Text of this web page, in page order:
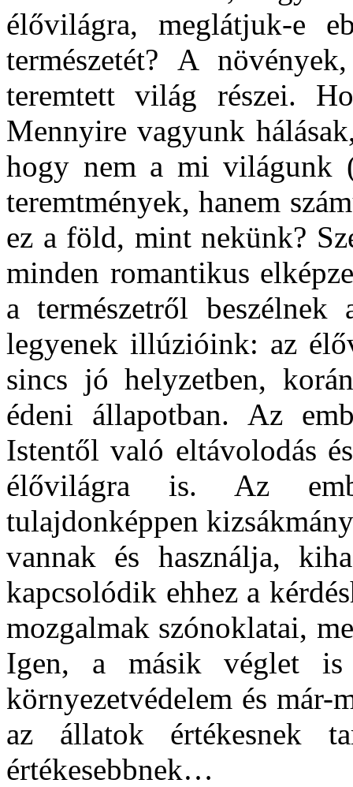
élővilágra, meglátjuk-e
természetét? A
teremtett világ részei.
Mennyire vagyunk
hogy nem a mi világunk
teremtmények, hanem
ez a föld, mint nekünk?
minden romantikus
a természetről
legyenek illúzióink: az
sincs jó helyzetben,
édeni állapotban. Az
Istentől való eltávolodás
élővilágra is. Az
tulajdonképpen
vannak és használja,
kapcsolódik ehhez a
mozgalmak szónoklatai,
Igen, a másik véglet
környezetvédelem és már-
az állatok értékesnek
értékesebbnek…